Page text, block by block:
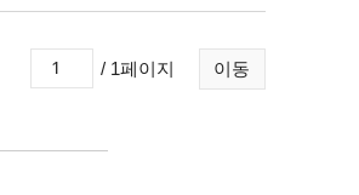
이동
/ 1페이지